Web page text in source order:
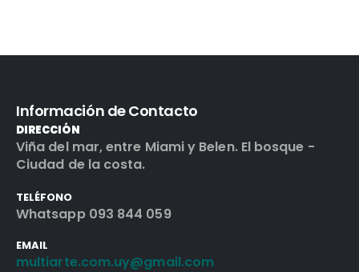
Información de Contacto
DIRECCIÓN
Viña del mar, entre Miami y Belen. El bosque -
Ciudad de la costa.
TELÉFONO
Whatsapp 093 844 059
EMAIL
multiarte.com.uy@gmail.com